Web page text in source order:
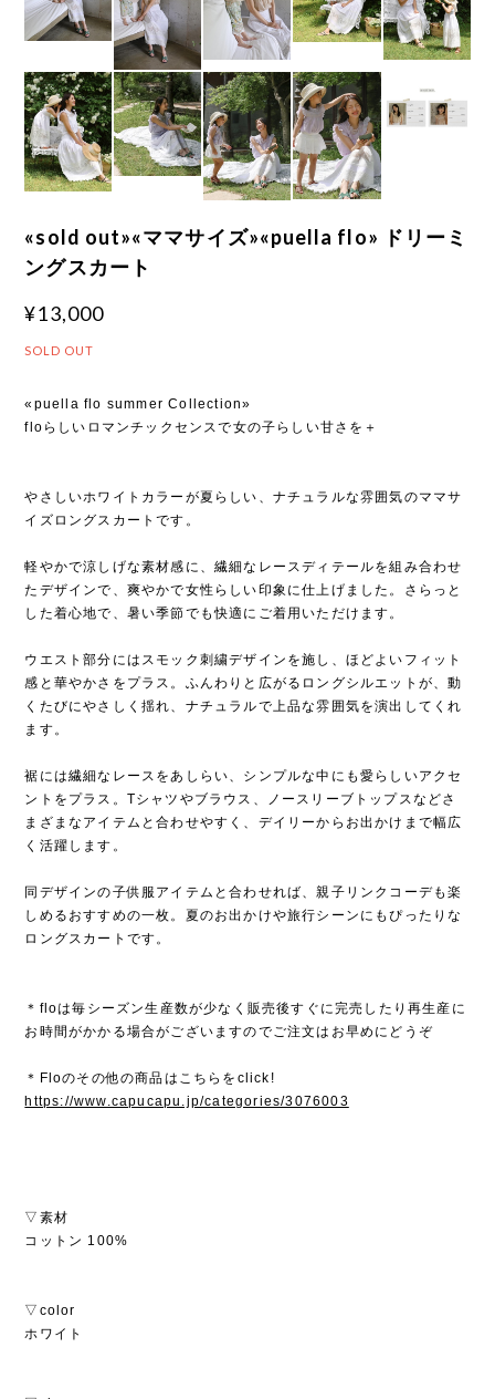
«sold out»«ママサイズ»«puella flo» ドリーミ
ングスカート
¥13,000
SOLD OUT
«puella flo summer Collection»
floらしいロマンチックセンスで女の子らしい甘さを＋
やさしいホワイトカラーが夏らしい、ナチュラルな雰囲気のママサ
イズロングスカートです。
軽やかで涼しげな素材感に、繊細なレースディテールを組み合わせ
たデザインで、爽やかで女性らしい印象に仕上げました。さらっと
した着心地で、暑い季節でも快適にご着用いただけます。
ウエスト部分にはスモック刺繍デザインを施し、ほどよいフィット
感と華やかさをプラス。ふんわりと広がるロングシルエットが、動
くたびにやさしく揺れ、ナチュラルで上品な雰囲気を演出してくれ
ます。
裾には繊細なレースをあしらい、シンプルな中にも愛らしいアクセ
ントをプラス。Tシャツやブラウス、ノースリーブトップスなどさ
まざまなアイテムと合わせやすく、デイリーからお出かけまで幅広
く活躍します。
同デザインの子供服アイテムと合わせれば、親子リンクコーデも楽
しめるおすすめの一枚。夏のお出かけや旅行シーンにもぴったりな
ロングスカートです。
＊floは毎シーズン生産数が少なく販売後すぐに完売したり再生産に
お時間がかかる場合がございますのでご注文はお早めにどうぞ
＊Floのその他の商品はこちらをclick!
https://www.capucapu.jp/categories/3076003
▽素材
コットン 100%
▽color
ホワイト